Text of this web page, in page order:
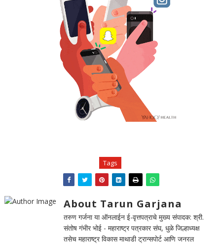
Tags
About Tarun Garjana
तरुण गर्जना या ऑनलाईन ई-वृत्तपत्राचे मुख्य संपादक: श्री.
संतोष गंभीर भोई - महाराष्ट्र पत्रकार संघ, धुळे जिल्हाध्यक्ष
तसेच महाराष्ट्र विकास माथाडी ट्रान्सपोर्ट आणि जनरल